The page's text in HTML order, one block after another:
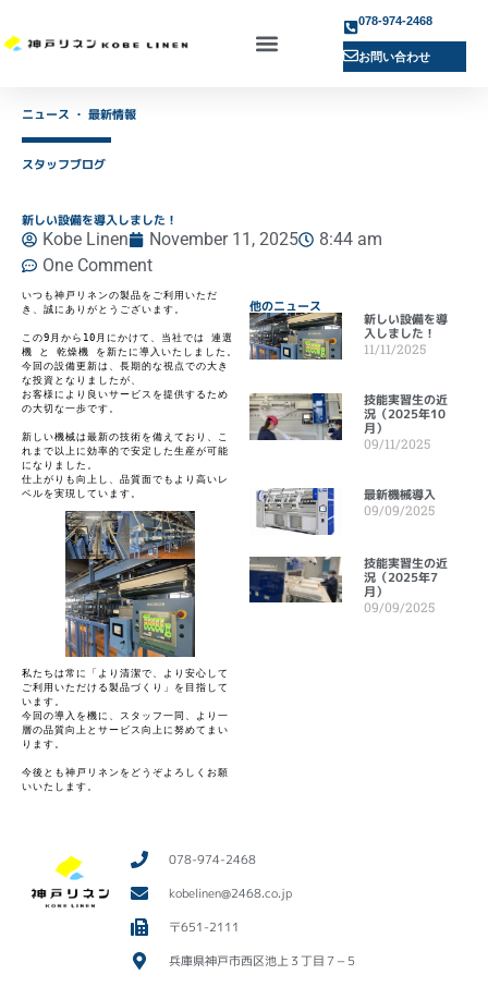
078-974-2468
お問い合わせ
ニュース ・ 最新情報
スタッフブログ
新しい設備を導入しました！
Kobe Linen November 11, 2025
8:44 am
One Comment
いつも神戸リネンの製品をご利用いただ
き、誠にありがとうございます。
この9月から10月にかけて、当社では 連選
機 と 乾燥機 を新たに導入いたしました。
今回の設備更新は、長期的な視点での大き
な投資となりましたが、
お客様により良いサービスを提供するため
の大切な一歩です。
新しい機械は最新の技術を備えており、こ
れまで以上に効率的で安定した生産が可能
になりました。
仕上がりも向上し、品質面でもより高いレ
ベルを実現しています。
私たちは常に「より清潔で、より安心して
ご利用いただける製品づくり」を目指して
います。
今回の導入を機に、スタッフ一同、より一
層の品質向上とサービス向上に努めてまい
ります。
今後とも神戸リネンをどうぞよろしくお願
いいたします。
他のニュース
新しい設備を導
入しました！
11/11/2025
技能実習生の近
況（2025年10
月）
09/11/2025
最新機械導入
09/09/2025
技能実習生の近
況（2025年7
月）
09/09/2025
078-974-2468
kobelinen@2468.co.jp
〒651-2111
兵庫県神戸市西区池上３丁目７−５